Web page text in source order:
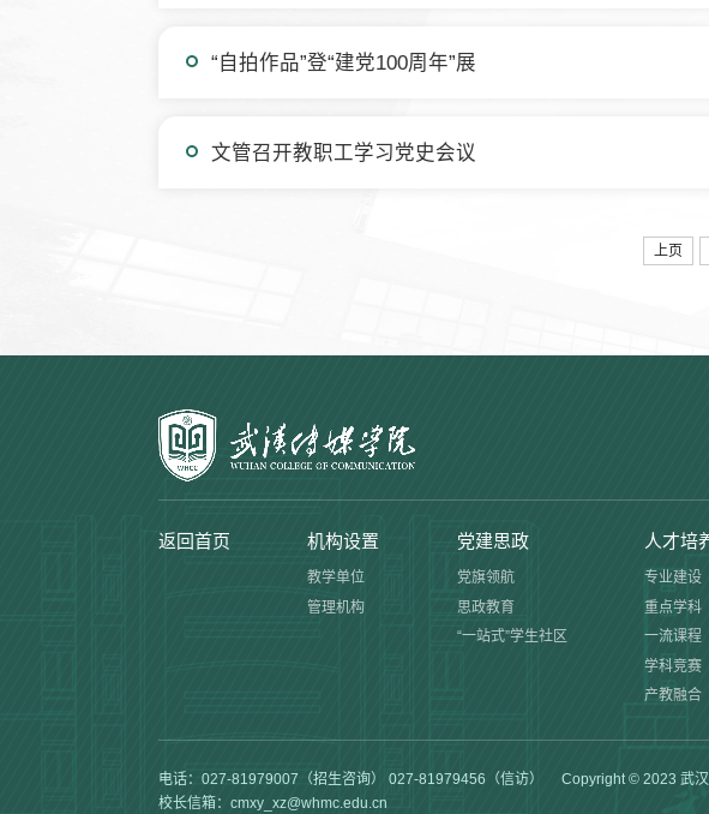
“自拍作品”登“建党100周年”展
文管召开教职工学习党史会议
上页
返回首页 机构设置
教学单位
管理机构
党建思政
党旗领航
思政教育
“一站式”学生社区
人才培
专业建设
重点学科
一流课程
学科竞赛
产教融合
电话：027-81979007（招生咨询） 027-81979456（信访） Copyright © 2023
校长信箱：cmxy_xz@whmc.edu.cn